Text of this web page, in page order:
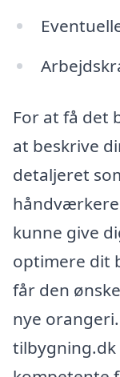
For at få det
at beskrive
detaljeret
kunne give
optimere dit
får den
nye
tilbygning.dk